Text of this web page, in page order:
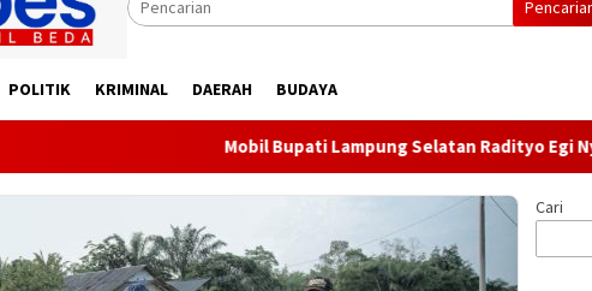
POLITIK KRIMINAL DAERAH BUDAYA
Mobil Bupati Lampung Selatan Radityo Egi Nyangkut
Cari